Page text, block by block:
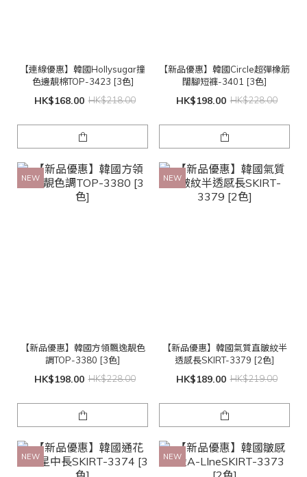
【連線優惠】韓國Hollysugar撞
色邊靚棉TOP-3423 [3色]
HK$168.00 HK$218.00
【新品優惠】韓國Circle超彈橡筋
闊腳短褲-3401 [3色]
HK$198.00 HK$228.00
NEW
【新品優惠】韓國方領飄逸靚色
調TOP-3380 [3色]
HK$198.00 HK$228.00
NEW
【新品優惠】韓國氣質直皺紋半
透感長SKIRT-3379 [2色]
HK$189.00 HK$219.00
NEW NEW